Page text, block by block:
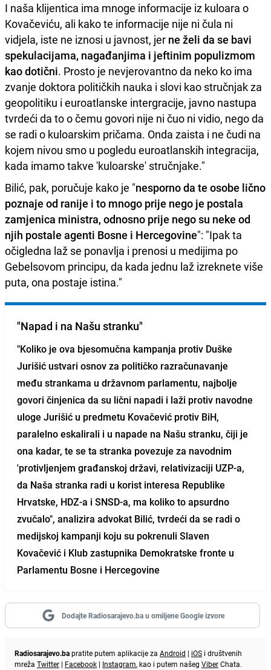
I naša klijentica ima mnoge informacije iz kuloara o
Kovačeviću, ali kako te informacije nije ni čula ni
vidjela, iste ne iznosi u javnost, jer ne želi da se bavi
spekulacijama, nagađanjima i jeftinim populizmom
kao dotični. Prosto je nevjerovantno da neko ko ima
zvanje doktora političkih nauka i slovi kao stručnjak za
geopolitiku i euroatlanske intergracije, javno nastupa
tvrdeći da to o čemu govori nije ni čuo ni vidio, nego da
se radi o kuloarskim pričama. Onda zaista i ne čudi na
kojem nivou smo u pogledu euroatlanskih integracija,
kada imamo takve 'kuloarske' stručnjake."
Bilić, pak, poručuje kako je "nesporno da te osobe lično
poznaje od ranije i to mnogo prije nego je postala
zamjenica ministra, odnosno prije nego su neke od
njih postale agenti Bosne i Hercegovine": "Ipak ta
očigledna laž se ponavlja i prenosi u medijima po
Gebelsovom principu, da kada jednu laž izreknete više
puta, ona postaje istina."
"Napad i na Našu stranku"
"Koliko je ova bjesomučna kampanja protiv Duške
Jurišić ustvari osnov za političko razračunavanje
među strankama u državnom parlamentu, najbolje
govori činjenica da su lični napadi i laži protiv navodne
uloge Jurišić u predmetu Kovačević protiv BiH,
paralelno eskalirali i u napade na Našu stranku, čiji je
ona kadar, te se ta stranka povezuje za navodnim
'protivljenjem građanskoj državi, relativizaciji UZP-a,
da Naša stranka radi u korist interesa Republike
Hrvatske, HDZ-a i SNSD-a, ma koliko to apsurdno
zvučalo", analizira advokat Bilić, tvrdeći da se radi o
medijskoj kampanji koju su pokrenuli Slaven
Kovačević i Klub zastupnika Demokratske fronte u
Parlamentu Bosne i Hercegovine
Dodajte Radiosarajevo.ba u omiljene Google izvore
Radiosarajevo.bapratite putem aplikacije za Android | iOS i društvenih
mreža Twitter | Facebook | Instagram, kao i putem našeg ViberChata.